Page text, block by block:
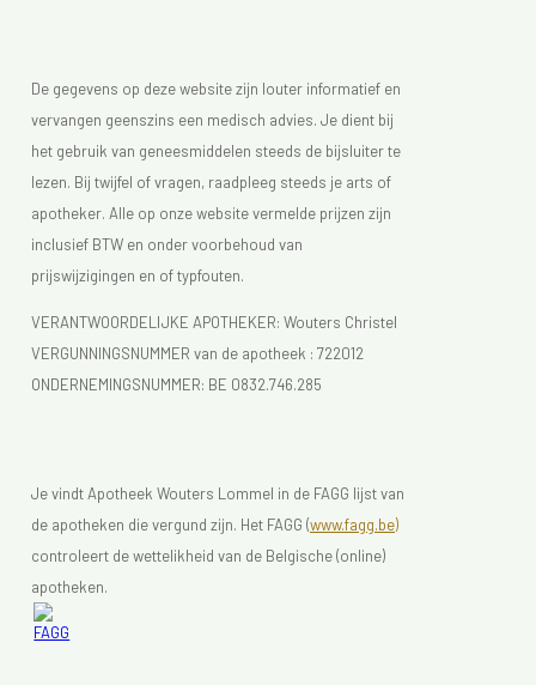
De gegevens op deze website zijn louter informatief en
vervangen geenszins een medisch advies. Je dient bij
het gebruik van geneesmiddelen steeds de bijsluiter te
lezen. Bij twijfel of vragen, raadpleeg steeds je arts of
apotheker. Alle op onze website vermelde prijzen zijn
inclusief BTW en onder voorbehoud van
prijswijzigingen en of typfouten.
VERANTWOORDELIJKE APOTHEKER: Wouters Christel
VERGUNNINGSNUMMER van de apotheek : 722012
ONDERNEMINGSNUMMER: BE 0832.746.285
Je vindt Apotheek Wouters Lommel in de FAGG lijst van
de apotheken die vergund zijn. Het FAGG (www.fagg.be)
controleert de wettelikheid van de Belgische (online)
apotheken.